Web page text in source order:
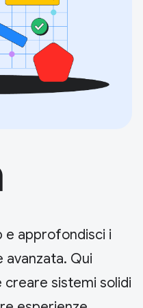
e approfondisci i
avanzata. Qui
sistemi solidi